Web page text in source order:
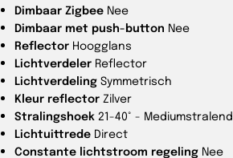
Dimbaar Zigbee Nee
Dimbaar met push-button Nee
Reflector Hoogglans
Lichtverdeler Reflector
Lichtverdeling Symmetrisch
Kleur reflector Zilver
Stralingshoek 21-40° - Mediumstralend
Lichtuittrede Direct
Constante lichtstroom regeling Nee